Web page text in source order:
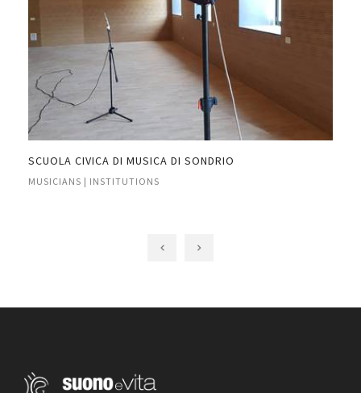
SCUOLA CIVICA DI MUSICA DI SONDRIO
MUSICIANS | INSTITUTIONS